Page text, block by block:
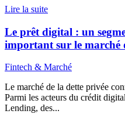
Lire la suite
Le prêt digital : un
important sur le marché
Fintech & Marché
Le marché de la dette privée
Parmi les acteurs du crédit
Lending, des...